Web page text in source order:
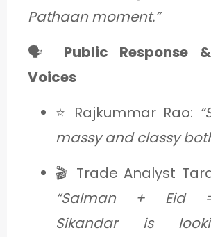
Pathaan moment.”
🗣️ Public Response
Voices
⭐ Rajkummar Rao:
massy and classy
🎬 Trade Analyst
“Salman + Eid
Sikandar is